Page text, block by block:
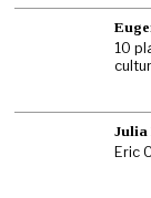
10
Julia
Eric